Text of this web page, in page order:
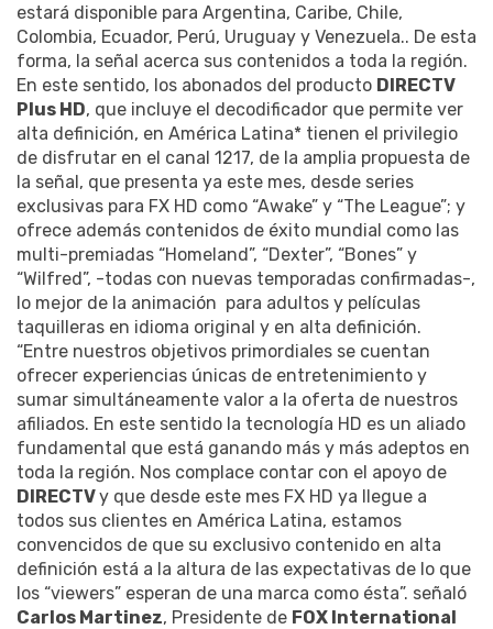
estará disponible para Argentina, Caribe, Chile,
Colombia, Ecuador, Perú, Uruguay y Venezuela.. De esta
forma, la señal acerca sus contenidos a toda la región.
En este sentido, los abonados del producto DIRECTV
Plus HD, que incluye el decodificador que permite ver
alta definición, en América Latina* tienen el privilegio
de disfrutar en el canal 1217, de la amplia propuesta de
la señal, que presenta ya este mes, desde series
exclusivas para FX HD como “Awake” y “The League”; y
ofrece además contenidos de éxito mundial como las
multi-premiadas “Homeland”, “Dexter”, “Bones” y
“Wilfred”, -todas con nuevas temporadas confirmadas-,
lo mejor de la animación para adultos y películas
taquilleras en idioma original y en alta definición.
“Entre nuestros objetivos primordiales se cuentan
ofrecer experiencias únicas de entretenimiento y
sumar simultáneamente valor a la oferta de nuestros
afiliados. En este sentido la tecnología HD es un aliado
fundamental que está ganando más y más adeptos en
toda la región. Nos complace contar con el apoyo de
DIRECTVy que desde este mes FX HD ya llegue a
todos sus clientes en América Latina, estamos
convencidos de que su exclusivo contenido en alta
definición está a la altura de las expectativas de lo que
los “viewers” esperan de una marca como ésta”. señaló
Carlos Martinez, Presidente de FOX International